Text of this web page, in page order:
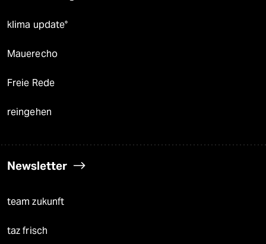
klima update°
Mauerecho
Freie Rede
reingehen
Newsletter
team zukunft
taz frisch